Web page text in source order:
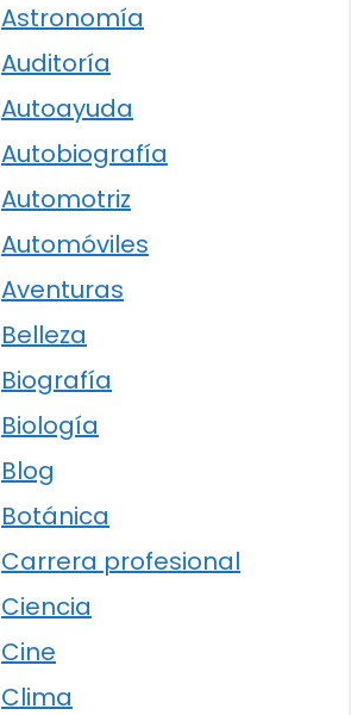
Astronomía
Auditoría
Autoayuda
Autobiografía
Automotriz
Automóviles
Aventuras
Belleza
Biografía
Biología
Blog
Botánica
Carrera profesional
Ciencia
Cine
Clima